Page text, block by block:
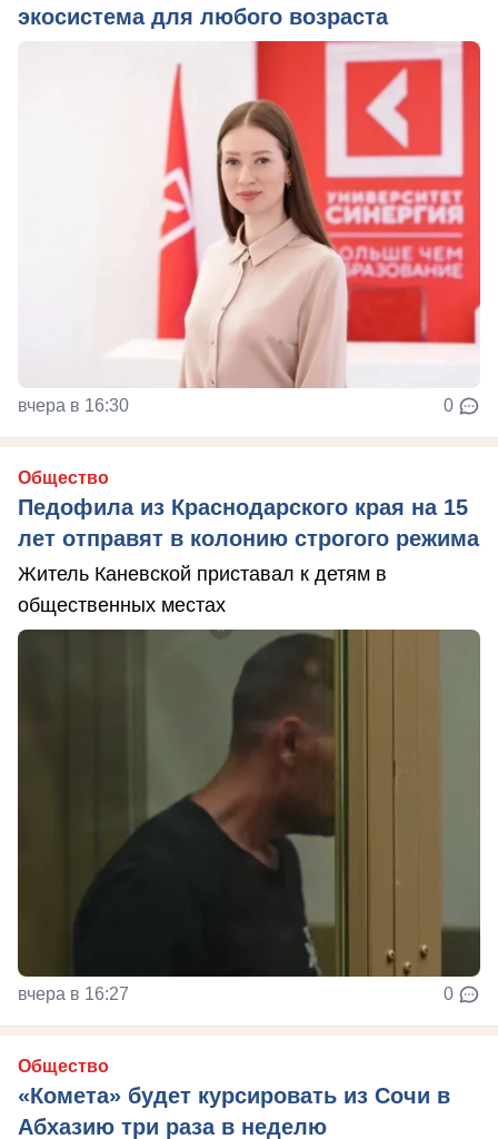
экосистема для любого возраста
вчера в 16:30 0
Общество
Педофила из Краснодарского края на 15
лет отправят в колонию строгого режима
Житель Каневской приставал к детям в
общественных местах
вчера в 16:27 0
Общество
«Комета» будет курсировать из Сочи в
Абхазию три раза в неделю